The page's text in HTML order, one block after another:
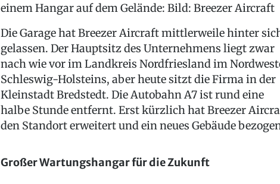
einem Hangar auf dem Gelände: Bild: Breezer Aircraft
Die Garage hat Breezer Aircraft mittlerweile hinter
gelassen. Der Hauptsitz des Unternehmens liegt zwar
nach wie vor im Landkreis Nordfriesland im
Schleswig-Holsteins, aber heute sitzt die Firma in der
Kleinstadt Bredstedt. Die Autobahn A7 ist rund eine
halbe Stunde entfernt. Erst kürzlich hat Breezer
den Standort erweitert und ein neues Gebäude
Großer Wartungshangar für die Zukunft